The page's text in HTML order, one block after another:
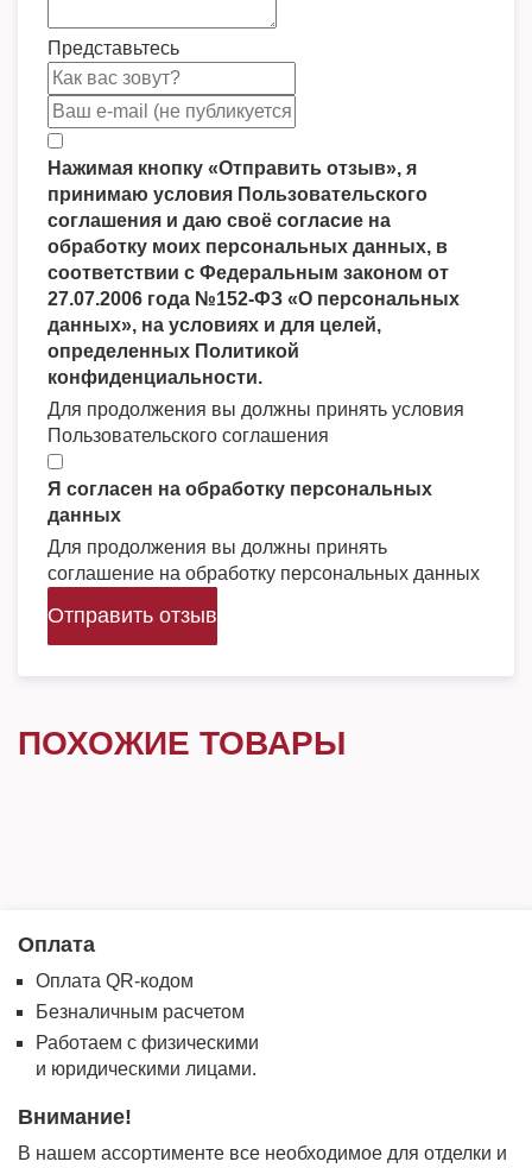
Представьтесь
Нажимая кнопку «Отправить отзыв», я
принимаю условия Пользовательского
соглашения и даю своё согласие на
обработку моих персональных данных, в
соответствии с Федеральным законом от
27.07.2006 года №152-ФЗ «О персональных
данных», на условиях и для целей,
определенных Политикой
конфиденциальности.
Для продолжения вы должны принять условия
Пользовательского соглашения
Я согласен на обработку персональных
данных
Для продолжения вы должны принять
соглашение на обработку персональных данных
Отправить отзыв
ПОХОЖИЕ ТОВАРЫ
Оплата
Оплата QR-кодом
Безналичным расчетом
Работаем с физическими
и юридическими лицами.
Внимание!
В нашем ассортименте все необходимое для отделки и